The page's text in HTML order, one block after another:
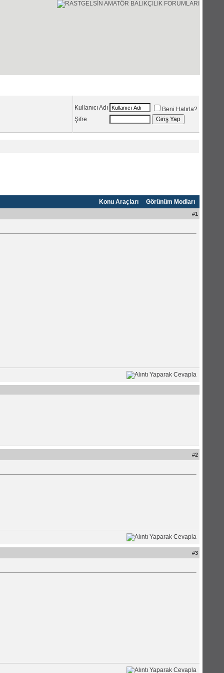
Kullanıcı Adı
Beni Hatırla?
Şifre
Konu Araçları Görünüm Modları
#1
#2
#3